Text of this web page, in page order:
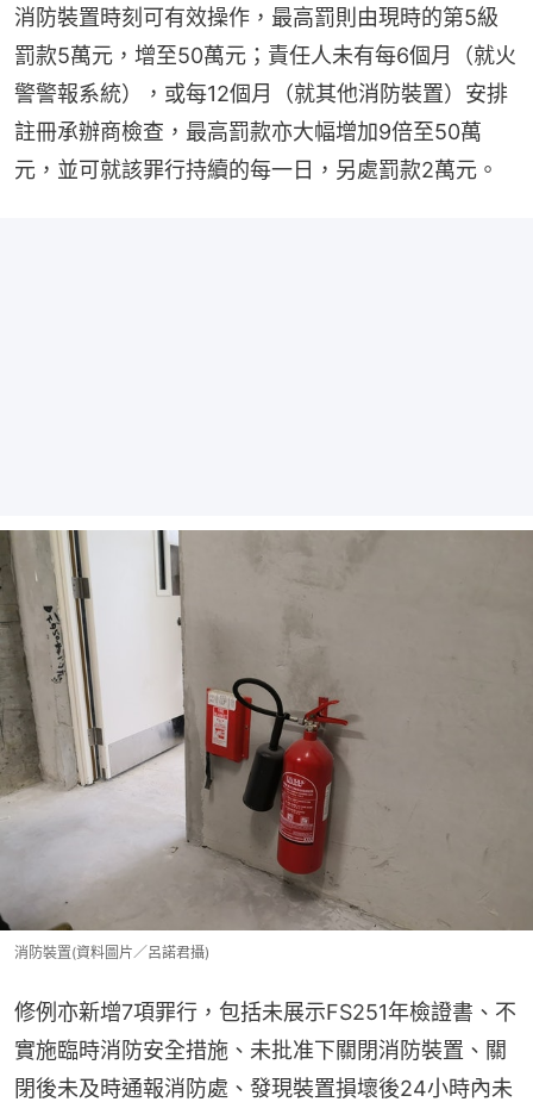
消防裝置時刻可有效操作，最高罰則由現時的第5級
罰款5萬元，增至50萬元；責任人未有每6個月（就火
警警報系統），或每12個月（就其他消防裝置）安排
註冊承辦商檢查，最高罰款亦大幅增加9倍至50萬
元，並可就該罪行持續的每一日，另處罰款2萬元。
消防裝置(資料圖片／呂諾君攝)
修例亦新增7項罪行，包括未展示FS251年檢證書、不
實施臨時消防安全措施、未批准下關閉消防裝置、關
閉後未及時通報消防處、發現裝置損壞後24小時內未